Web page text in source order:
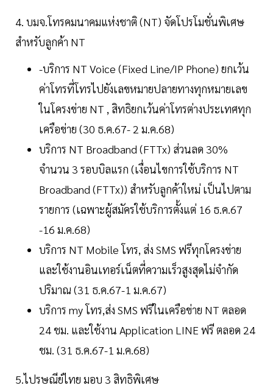
4. บมจ.โทรคมนาคมแห่งชาติ (NT) จัดโปรโมชั่นพิเศษ
สำหรับลูกค้า NT
-บริการ NT Voice (Fixed Line/IP Phone) ยกเว้น
ค่าโทรที่โทรไปยังเลขหมายปลายทางทุกหมายเลข
ในโครงข่าย NT , สิทธิยกเว้นค่าโทรต่างประเทศทุก
เครือข่าย (30 ธ.ค.67- 2 ม.ค.68)
บริการ NT Broadband (FTTx) ส่วนลด 30%
จำนวน 3 รอบบิลแรก (เงื่อนไขการใช้บริการ NT
Broadband (FTTx)) สำหรับลูกค้าใหม่ เป็นไปตาม
รายการ (เฉพาะผู้สมัครใช้บริการตั้งแต่ 16 ธ.ค.67
-16 ม.ค.68)
บริการ NT Mobile โทร, ส่ง SMS ฟรีทุกโครงข่าย
และใช้งานอินเทอร์เน็ตที่ความเร็วสูงสุดไม่จำกัด
ปริมาณ (31 ธ.ค.67-1 ม.ค.67)
บริการ my โทร,ส่ง SMS ฟรีในเครือข่าย NT ตลอด
24 ชม. และใช้งาน Application LINE ฟรี ตลอด 24
ชม. (31 ธ.ค.67-1 ม.ค.68)
5.ไปรษณีย์ไทย มอบ 3 สิทธิพิเศษ